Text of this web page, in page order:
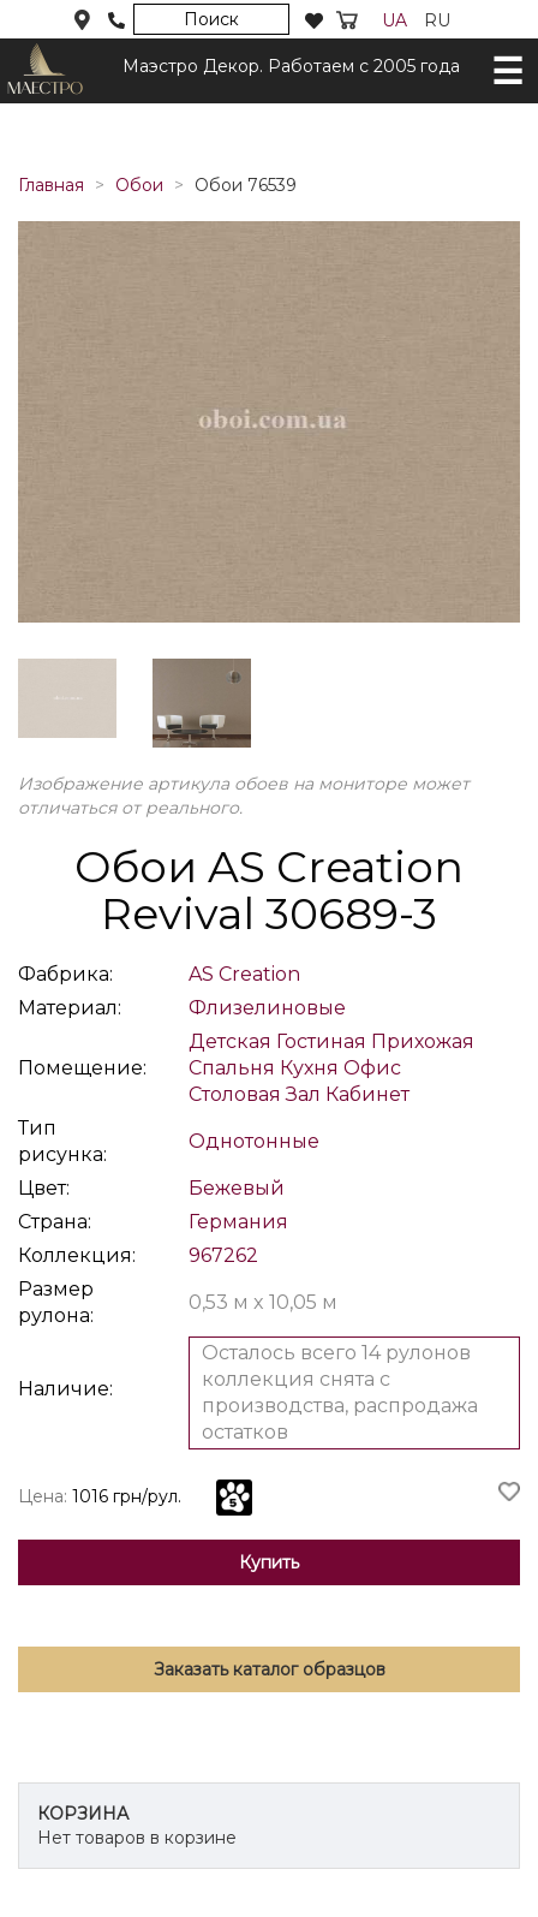
Поиск UA RU
Маэстро Декор. Работаем с 2005 года
Главная Обои Обои 76539
Изображение артикула обоев на мониторе может
отличаться от реального.
Обои AS Creation
Revival 30689-3
Фабрика:
AS Creation
Материал:
Флизелиновые
Помещение:
Детская Гостиная Прихожая
Спальня Кухня Офис
Столовая Зал Кабинет
Тип
рисунка:
Однотонные
Цвет:
Бежевый
Страна:
Германия
Коллекция:
967262
Размер
рулона:
0,53 м x 10,05 м
Наличие:
Осталось всего 14 рулонов
коллекция снята с
производства, распродажа
остатков
Цена: 1016 грн/рул.
Купить
Заказать каталог образцов
КОРЗИНА
Нет товаров в корзине